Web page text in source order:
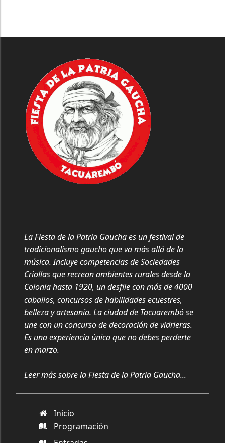
La Fiesta de la Patria Gaucha es un festival de
tradicionalismo gaucho que va más allá de la
música. Incluye competencias de Sociedades
Criollas que recrean ambientes rurales desde la
Colonia hasta 1920, un desfile con más de 4000
caballos, concursos de habilidades ecuestres,
belleza y artesanía. La ciudad de Tacuarembó se
une con un concurso de decoración de vidrieras.
Es una experiencia única que no debes perderte
en marzo.
Leer más sobre la Fiesta de la Patria Gaucha...
Inicio
Programación